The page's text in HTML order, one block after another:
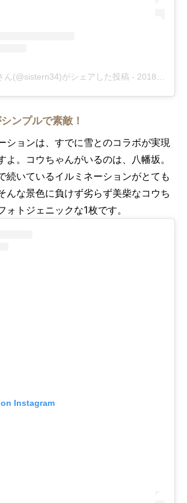
ん(@sistern34)がシェアした投稿 - 2018年12月月8日午前4時55分PST
ンプルで素敵！
ションは、すでに雪とのコラボが実現
よ。コウちゃんがいるのは、八幡坂。
続いているイルミネーションがとても
んな景色に負けず劣らず美柴なコウち
ォトジェニックな1枚です。
Instagram